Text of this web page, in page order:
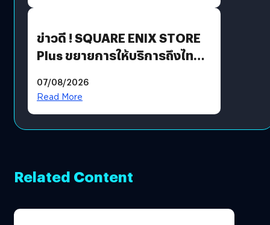
ข่าวดี ! SQUARE ENIX STORE
Plus ขยายการให้บริการถึงไทย
โดยตรง
07/08/2026
Read More
Related Content